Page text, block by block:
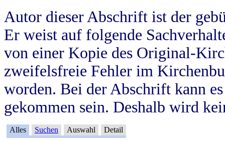
Autor dieser Abschrift ist der
Er weist auf folgende
von einer Kopie des Original-
zweifelsfreie Fehler im
worden. Bei der Abschrift kann
gekommen sein. Deshalb wird
Alles Suchen Auswahl Detail